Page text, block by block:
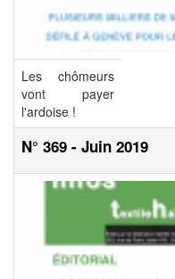
Les chômeurs
vont payer
l'ardoise !
N° 369 - Juin 2019